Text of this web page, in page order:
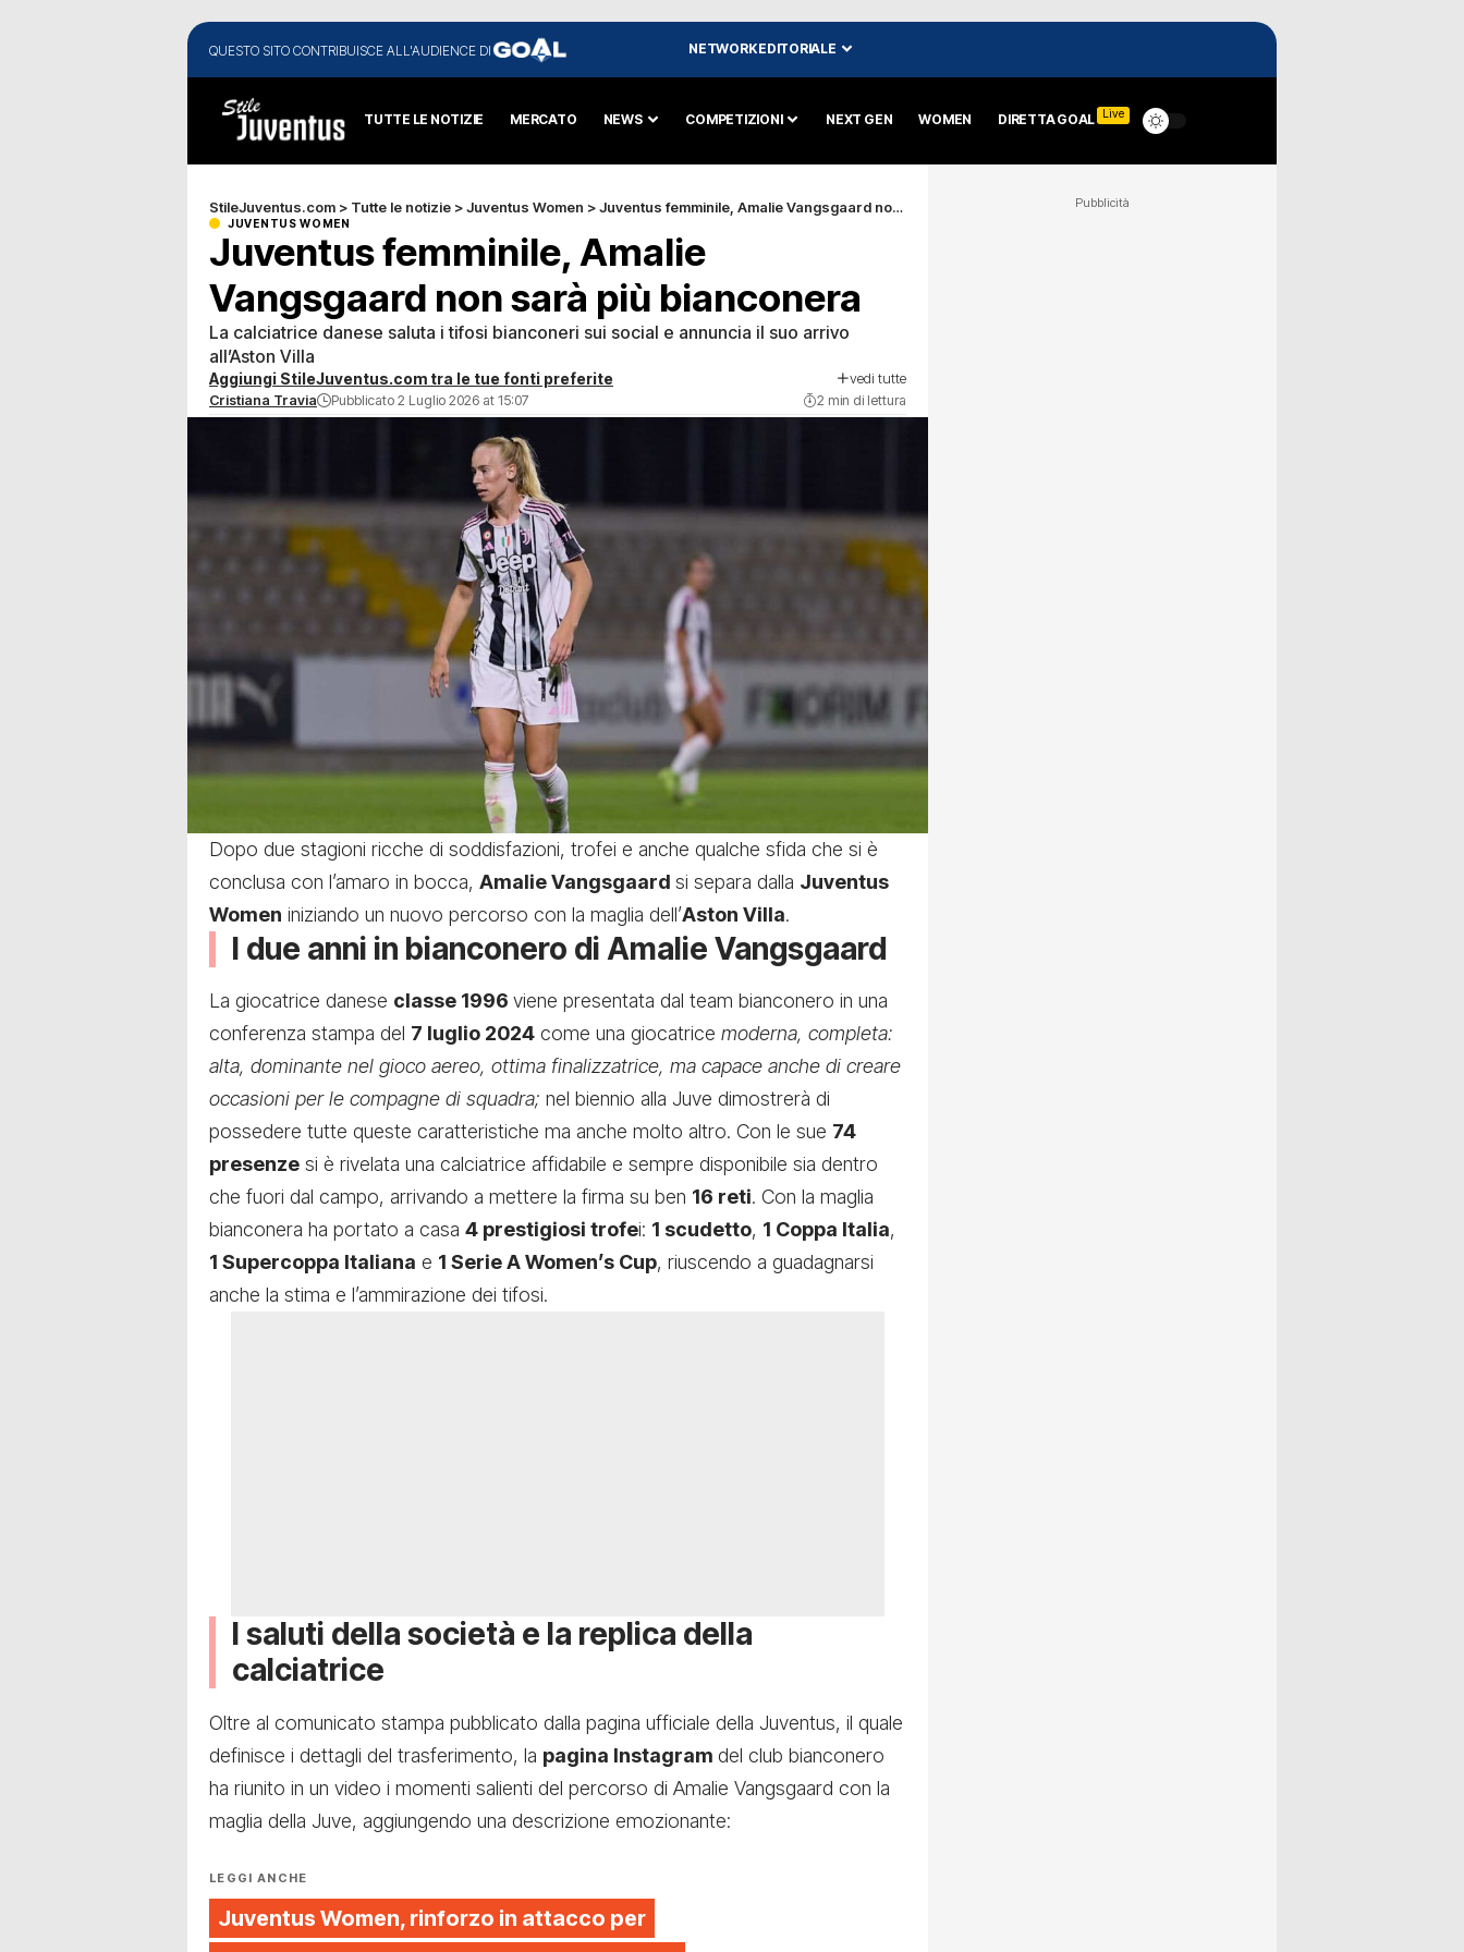
QUESTO SITO CONTRIBUISCE ALL'AUDIENCE DI NETWORK EDITORIALE
TUTTE LE NOTIZIE MERCATO NEWS COMPETIZIONI NEXT GEN WOMEN DIRETTA GOAL Live
StileJuventus.com > Tutte le notizie >Juventus Women >Juventus femminile, Amalie Vangsgaard non sarà più bianconera
JUVENTUS WOMEN
Juventus femminile, Amalie
Vangsgaard non sarà più bianconera
La calciatrice danese saluta i tifosi bianconeri sui social e annuncia il suo arrivo
all’Aston Villa
Aggiungi StileJuventus.com tra le tue fonti preferite vedi tutte
Cristiana Travia Pubblicato 2 Luglio 2026 at 15:07 2 min di lettura
Dopo due stagioni ricche di soddisfazioni, trofei e anche qualche sfida che si è
conclusa con l’amaro in bocca, Amalie Vangsgaard si separa dalla Juventus
Women iniziando un nuovo percorso con la maglia dell’Aston Villa.
I due anni in bianconero di Amalie Vangsgaard
La giocatrice danese classe 1996 viene presentata dal team bianconero in una
conferenza stampa del 7 luglio 2024 come una giocatrice moderna, completa:
alta, dominante nel gioco aereo, ottima finalizzatrice, ma capace anche di creare
occasioni per le compagne di squadra; nel biennio alla Juve dimostrerà di
possedere tutte queste caratteristiche ma anche molto altro. Con le sue 74
presenze si è rivelata una calciatrice affidabile e sempre disponibile sia dentro
che fuori dal campo, arrivando a mettere la firma su ben 16 reti. Con la maglia
bianconera ha portato a casa 4 prestigiosi trofei: 1 scudetto, 1 Coppa Italia,
1 Supercoppa Italiana e 1 Serie A Women’s Cup, riuscendo a guadagnarsi
anche la stima e l’ammirazione dei tifosi.
I saluti della società e la replica della
calciatrice
Oltre al comunicato stampa pubblicato dalla pagina ufficiale della Juventus, il quale
definisce i dettagli del trasferimento, la pagina Instagram del club bianconero
ha riunito in un video i momenti salienti del percorso di Amalie Vangsgaard con la
maglia della Juve, aggiungendo una descrizione emozionante:
LEGGI ANCHE
Juventus Women, rinforzo in attacco per
Pubblicità